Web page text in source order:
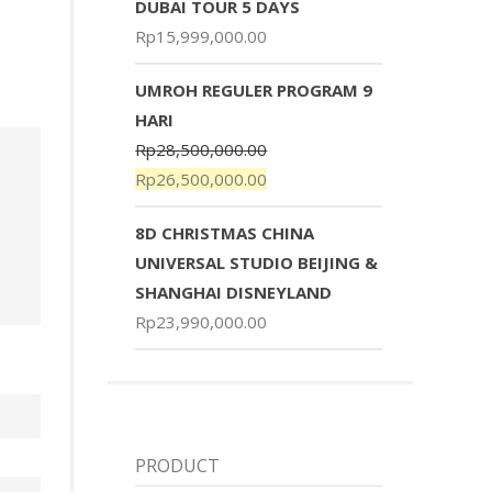
DUBAI TOUR 5 DAYS
Rp15,999,000.00
UMROH REGULER PROGRAM 9
HARI
Rp28,500,000.00
Rp26,500,000.00
8D CHRISTMAS CHINA
UNIVERSAL STUDIO BEIJING &
SHANGHAI DISNEYLAND
Rp23,990,000.00
PRODUCT